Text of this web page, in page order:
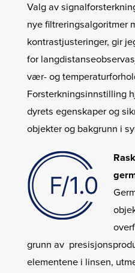
Valg av
nye filtreringsalgoritmer
kontrastjusteringer, gir
for
vær- og
Forsterkningsinnstilling
dyrets egenskaper og
objekter og bakgrunn i
grunn av
elementene i linsen,